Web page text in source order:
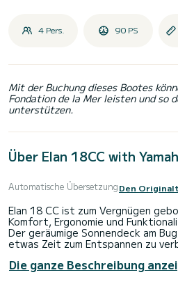
4 Pers. 90 PS
Mit der Buchung dieses Bootes
Fondation de la Mer leisten und so
unterstützen.
Über Elan 18CC with
Automatische ÜbersetzungDen
Elan 18 CC ist zum Vergnügen
Komfort, Ergonomie und
Der geräumige Sonnendeck am
etwas Zeit zum Entspannen zu
Bimini und Kühlschrank. Mit einem
Steuer haben bis zu 5 Passagiere
Die ganze Beschreibung